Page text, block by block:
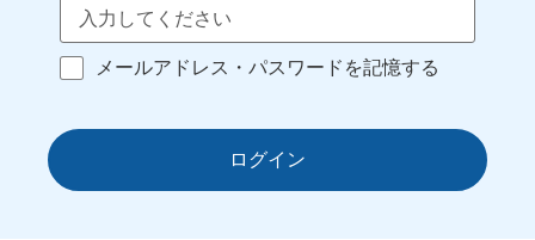
メールアドレス・パスワードを記憶する
ログイン